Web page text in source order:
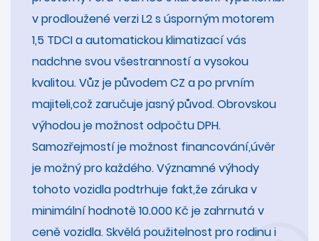
v prodloužené verzi L2 s úsporným motorem
1,5 TDCI a automatickou klimatizací vás
nadchne svou všestranností a vysokou
kvalitou. Vůz je původem CZ a po prvním
majiteli,což zaručuje jasný původ. Obrovskou
výhodou je možnost odpočtu DPH.
Samozřejmostí je možnost financování,úvěr
je možný pro každého. Významné výhody
tohoto vozidla podtrhuje fakt,že záruka v
minimální hodnotě 10.000 Kč je zahrnutá v
ceně vozidla. Skvělá použitelnost pro rodinu i